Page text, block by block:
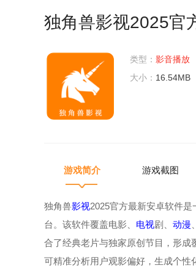
独角兽影视2025官
类型： 影音播放
大小： 16.54MB
游戏简介 游戏截图
独角兽影视2025官方最新安卓软件
台。该软件覆盖电影、 电视剧、 动漫
合了经典老片与独家原创节目，形成
可精准分析用户观影偏好，生成个